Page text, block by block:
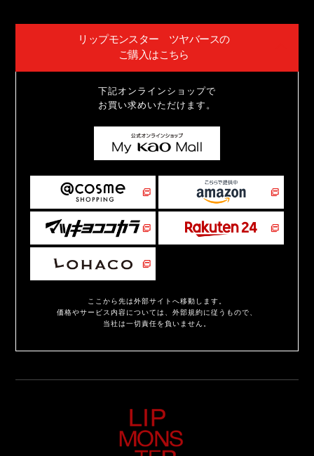
リップモンスター ツヤバースの
ご購入はこちら
下記オンラインショップで
お買い求めいただけます。
ここから先は外部サイトへ移動します。
価格やサービス内容については、外部規約に従うもので、
当社は一切責任を負いません。